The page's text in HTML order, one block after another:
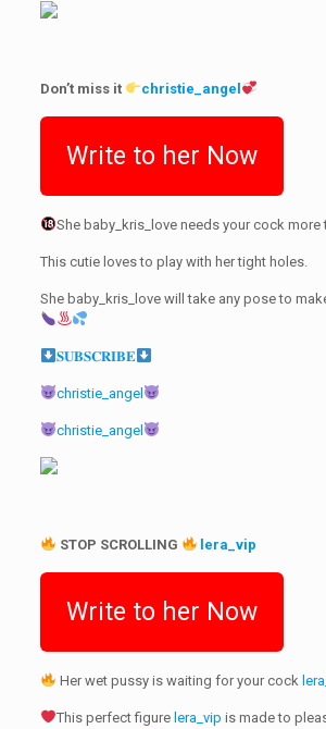
Don’t miss it christie_angel
Write to her Now
She baby_kris_love needs your cock more
This cutie loves to play with her tight holes.
She baby_kris_love will take any pose to
𝐒𝐔𝐁𝐒𝐂𝐑𝐈𝐁𝐄
christie_angel
christie_angel
STOP SCROLLING lera_vip
Write to her Now
Her wet pussy is waiting for your cock
This perfect figure lera_vip is made to